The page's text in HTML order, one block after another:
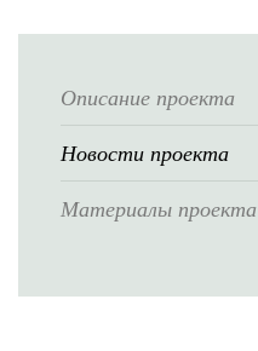
Описание проекта
Новости проекта
Материалы проекта